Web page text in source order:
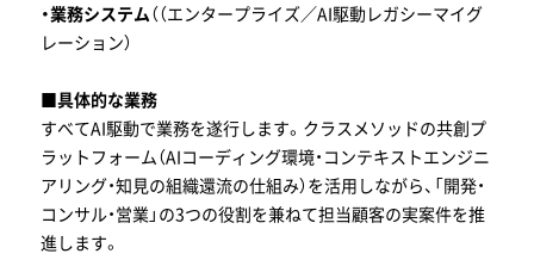
・業務システム（（エンタープライズ／AI駆動レガシーマイグ
レーション）
■具体的な業務
すべてAI駆動で業務を遂行します。クラスメソッドの共創プ
ラットフォーム（AIコーディング環境・コンテキストエンジニ
アリング・知見の組織還流の仕組み）を活用しながら、「開発・
コンサル・営業」の3つの役割を兼ねて担当顧客の実案件を推
進します。